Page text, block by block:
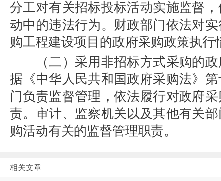
分工对有关招标投标活动实施监督
动中的违法行为。财政部门依法对
购工程建设项目的政府采购政策执行
（二）采用非招标方式采购的
据《中华人民共和国政府采购法》
门负责监督管理，依法履行对政府
责。审计、监察机关以及其他有关
购活动有关的监督管理职责。
相关文章